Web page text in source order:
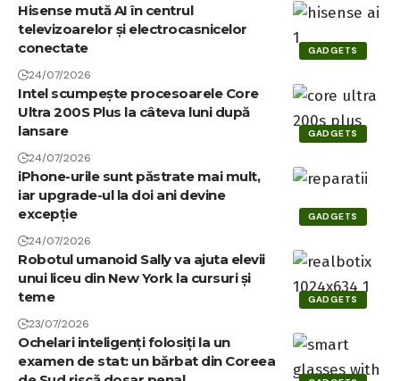
GADGETS
Hisense mută AI în centrul
televizoarelor și electrocasnicelor
conectate
24/07/2026
GADGETS
Intel scumpește procesoarele Core
Ultra 200S Plus la câteva luni după
lansare
24/07/2026
GADGETS
iPhone-urile sunt păstrate mai mult,
iar upgrade-ul la doi ani devine
excepție
24/07/2026
GADGETS
Robotul umanoid Sally va ajuta elevii
unui liceu din New York la cursuri și
teme
23/07/2026
Ochelari inteligenți folosiți la un
examen de stat: un bărbat din Coreea